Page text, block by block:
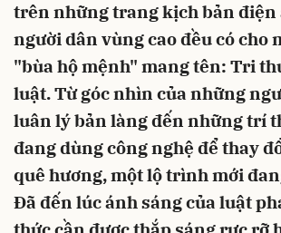
trên những trang kịch bản điện
người dân vùng cao đều có cho
"bùa hộ mệnh" mang tên: Tri
luật. Từ góc nhìn của những
luân lý bản làng đến những trí
đang dùng công nghệ để thay
quê hương, một lộ trình mới
Đã đến lúc ánh sáng của luật